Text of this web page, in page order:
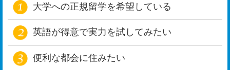
大学への正規留学を希望している
英語が得意で実力を試してみたい
便利な都会に住みたい